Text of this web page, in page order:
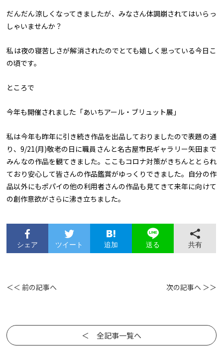
だんだん涼しくなってきましたが、みなさん体調崩されてはいらっ
しゃいませんか？
私は夜の寝苦しさが解消されたのでとても嬉しく思っている今日こ
の頃です。
ところで
今年も開催されました「あいちアール・ブリュット展」
私は今年も昨年に引き続き作品を出品しておりましたので表題の通
り、9/21(月)敬老の日に職員さんと名古屋市民ギャラリー矢田まで
みんなの作品を観てきました。ここもコロナ対策がきちんととられ
ており安心して皆さんの作品鑑賞がゆっくりできました。自分の作
品以外にもポパイの他の利用者さんの作品も見てきて来年に向けて
の創作意欲がさらに沸き立ちました。
シェア ツイート 追加 送る 共有
＜＜ 前の記事へ 次の記事へ ＞＞
＜ 全記事一覧へ